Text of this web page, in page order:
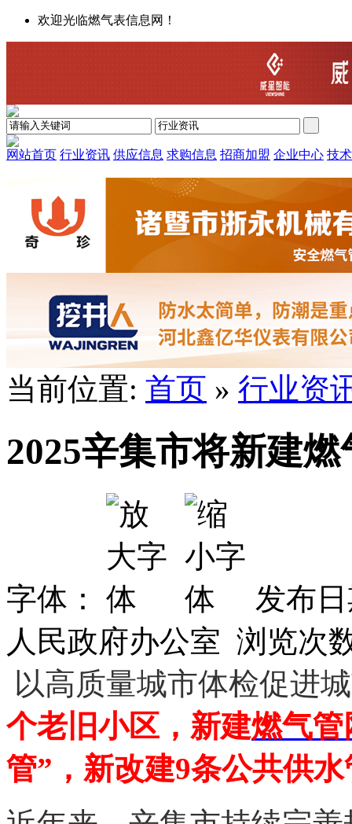
欢迎光临燃气表信息网！
网站首页 行业资讯 供应信息 求购信息 招商加盟 企业中心 技
当前位置: 首页 » 行业资
2025辛集市将新建
字体：
发布
人民政府办公室 浏览次
以高质量城市体检促进
个老旧小区，新建燃气管
管”，新改建9条公共供